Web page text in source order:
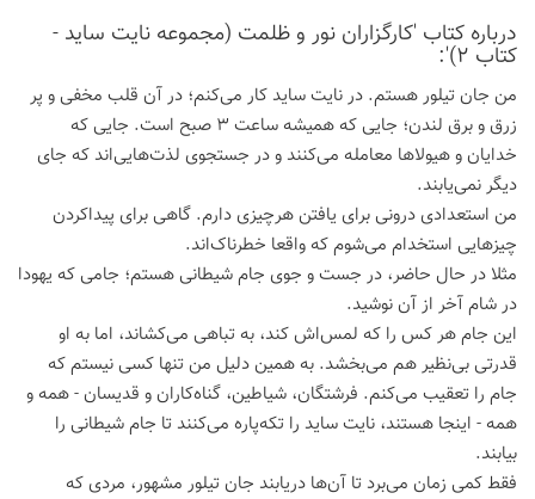
درباره كتاب 'کارگزاران نور و ظلمت (مجموعه نایت ساید -
کتاب 2)':
من جان تیلور هستم. در نایت ساید کار می‌کنم؛ در آن قلب مخفی و پر
زرق و برق لندن؛ جایی که همیشه ساعت 3 صبح است. جایی که
خدایان و هیولاها معامله می‌کنند و در جستجوی لذت‌هایی‌اند که جای
دیگر نمی‌یابند.
من استعدادی درونی برای یافتن هرچیزی دارم. گاهی برای پیداکردن
چیزهایی استخدام می‌شوم که واقعا خطرناک‌اند.
مثلا در حال حاضر، در جست و جوی جام شیطانی هستم؛ جامی که یهودا
در شام آخر از آن نوشید.
این جام هر کس را که لمس‌اش کند، به تباهی می‌کشاند، اما به او
قدرتی بی‌نظیر هم می‌بخشد. به همین دلیل من تنها کسی نیستم که
جام را تعقیب می‌کنم. فرشتگان، شیاطین، گناه‌کاران و قدیسان - همه و
همه - اینجا هستند، نایت ساید را تکه‌پاره می‌کنند تا جام شیطانی را
بیابند.
فقط کمی زمان می‌برد تا آن‌ها دریابند جان تیلور مشهور، مردی که